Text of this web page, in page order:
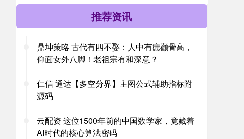
推荐资讯
鼎坤策略 古代有四不娶：人中有痣颧骨高，
仰面女外八脚！老祖宗有和深意？
仁信 通达【多空分界】主图公式辅助指标附
源码
云配资 这位1500年前的中国数学家，竟藏着
AI时代的核心算法密码